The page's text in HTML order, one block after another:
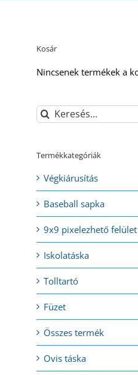
Kosár
Nincsenek termékek a
Keresés...
Termékkategóriák
Végkiárusítás
Baseball sapka
9x9 pixelezhető felület
Iskolatáska
Tolltartó
Füzet
Összes termék
Ovis táska